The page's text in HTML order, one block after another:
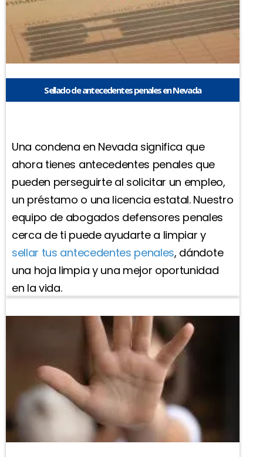
Sellado de antecedentes penales en Nevada
Una condena en Nevada significa que
ahora tienes antecedentes penales que
pueden perseguirte al solicitar un empleo,
un préstamo o una licencia estatal. Nuestro
equipo de abogados defensores penales
cerca de ti puede ayudarte a limpiar y
sellar tus antecedentes penales, dándote
una hoja limpia y una mejor oportunidad
en la vida.